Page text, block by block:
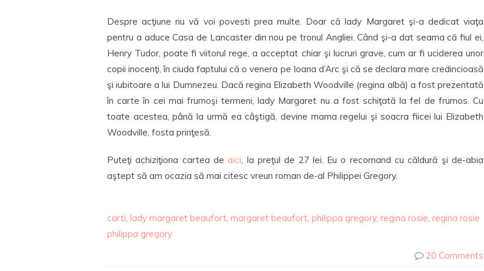
Despre acţiune nu vă voi povesti prea multe. Doar că lady Margaret şi-a dedicat viaţa
pentru a aduce Casa de Lancaster din nou pe tronul Angliei. Când şi-a dat seama că fiul ei,
Henry Tudor, poate fi viitorul rege, a acceptat chiar şi lucruri grave, cum ar fi uciderea unor
copii inocenţi, în ciuda faptului că o venera pe Ioana d’Arc şi că se declara mare credincioasă
şi iubitoare a lui Dumnezeu. Dacă regina Elizabeth Woodville (regina albă) a fost prezentată
în carte în cei mai frumoşi termeni, lady Margaret nu a fost schiţată la fel de frumos. Cu
toate acestea, până la urmă ea câştigă, devine mama regelui şi soacra fiicei lui Elizabeth
Woodville, fosta prinţesă.
Puteţi achiziţiona cartea de aici, la preţul de 27 lei. Eu o recomand cu căldură şi de-abia
aştept să am ocazia să mai citesc vreun roman de-al Philippei Gregory.
carti, lady margaret beaufort, margaret beaufort, philippa gregory, regina rosie, regina rosie
philippa gregory
20 Comments